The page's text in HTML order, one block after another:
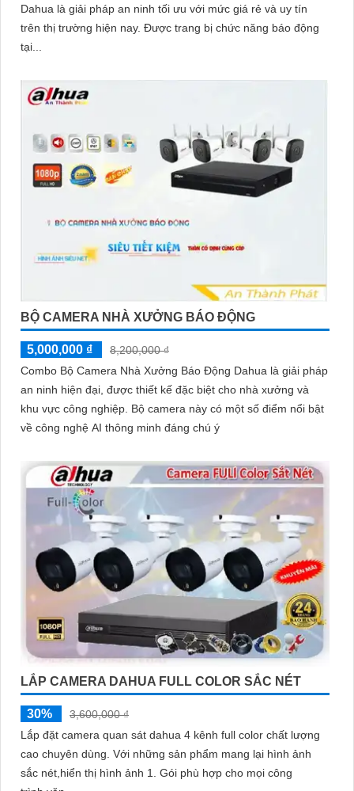
Dahua là giải pháp an ninh tối ưu với mức giá rẻ và uy tín
trên thị trường hiện nay. Được trang bị chức năng báo động
tại...
BỘ CAMERA NHÀ XƯỞNG BÁO ĐỘNG
5,000,000 ₫
8,200,000 ₫
Combo Bộ Camera Nhà Xưởng Báo Động Dahua là giải pháp
an ninh hiện đại, được thiết kế đặc biệt cho nhà xưởng và
khu vực công nghiệp. Bộ camera này có một số điểm nổi bật
về công nghệ AI thông minh đáng chú ý
LẮP CAMERA DAHUA FULL COLOR SẮC NÉT
30%
3,600,000 ₫
Lắp đặt camera quan sát dahua 4 kênh full color chất lượng
cao chuyên dùng. Với những sản phẩm mang lại hình ảnh
sắc nét,hiển thị hình ảnh 1. Gói phù hợp cho mọi công